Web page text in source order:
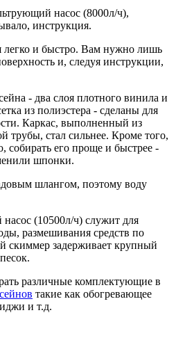
насос (8000л/ч),
инструкция.
легко и быстро. Вам нужно лишь
и, следуя инструкции,
- два слоя плотного винила и
из полиэстера - сделаны для
Каркас, выполненный из
трубы, стал сильнее. Кроме того,
собирать его проще и быстрее -
шпонки.
шлангом, поэтому воду
(10500л/ч) служит для
размешивания средств по
скиммер задерживает крупный
различные комплектующие в
такие как обогревающее
и т.д.